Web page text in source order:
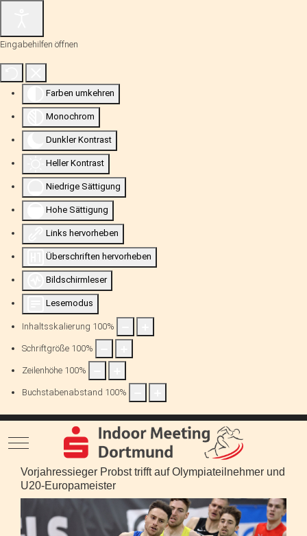
Eingabehilfen öffnen
Farben umkehren
Monochrom
Dunkler Kontrast
Heller Kontrast
Niedrige Sättigung
Hohe Sättigung
Links hervorheben
Überschriften hervorheben
Bildschirmleser
Lesemodus
Inhaltsskalierung 100%
Schriftgröße 100%
Zeilenhöhe 100%
Buchstabenabstand 100%
Mobile Menu Toggle
Vorjahressieger Probst trifft auf Olympiateilnehmer und
U20-Europameister